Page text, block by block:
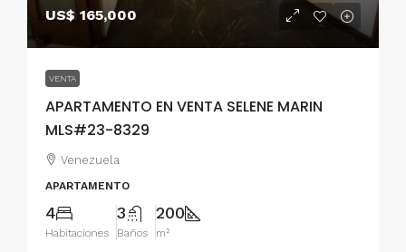
US$ 165,000
VENTA
APARTAMENTO EN VENTA SELENE MARIN
MLS#23-8329
Venezuela
APARTAMENTO
4
Habitaciones
3
Baños
200
m²